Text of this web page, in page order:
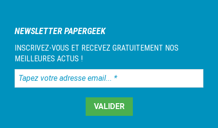
NEWSLETTER PAPERGEEK
INSCRIVEZ-VOUS ET RECEVEZ GRATUITEMENT NOS
MEILLEURES ACTUS !
Tapez
votre